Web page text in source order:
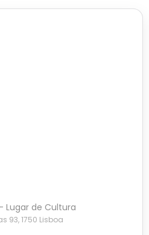
Lugar de Cultura
93, 1750 Lisboa